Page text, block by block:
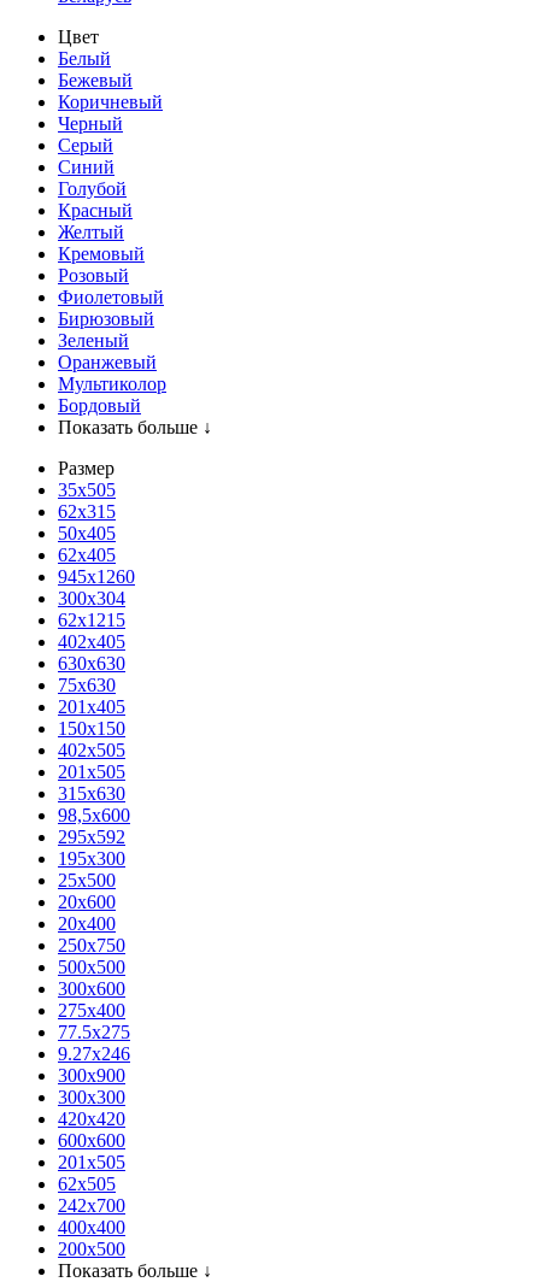
Цвет
Белый
Бежевый
Коричневый
Черный
Серый
Синий
Голубой
Красный
Желтый
Кремовый
Розовый
Фиолетовый
Бирюзовый
Зеленый
Оранжевый
Мультиколор
Бордовый
Показать больше ↓
Размер
35х505
62x315
50x405
62х405
945x1260
300x304
62x1215
402x405
630x630
75x630
201x405
150x150
402x505
201x505
315x630
98,5х600
295x592
195х300
25x500
20х600
20х400
250x750
500x500
300x600
275x400
77.5х275
9.27x246
300x900
300x300
420х420
600х600
201х505
62х505
242х700
400х400
200х500
Показать больше ↓